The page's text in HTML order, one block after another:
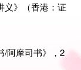
》（香港：证
/阿摩司书》，2